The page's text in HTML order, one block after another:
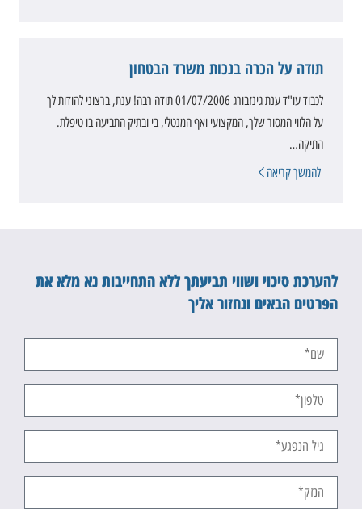
תודה על הכרה בנכות משרד הבטחון
לכבוד עו"ד ענת גינזבורג 01/07/2006 תודה רבה! ענת, ברצוני להודות לך
על הלווי המסור שלך, המקצועי ואף המנטלי, בי ובתיק התביעה בו טיפלת.
התיקה…
להמשך קריאה
להערכת סיכוי ושווי תביעתך ללא התחייבות נא מלא את
הפרטים הבאים ונחזור אליך